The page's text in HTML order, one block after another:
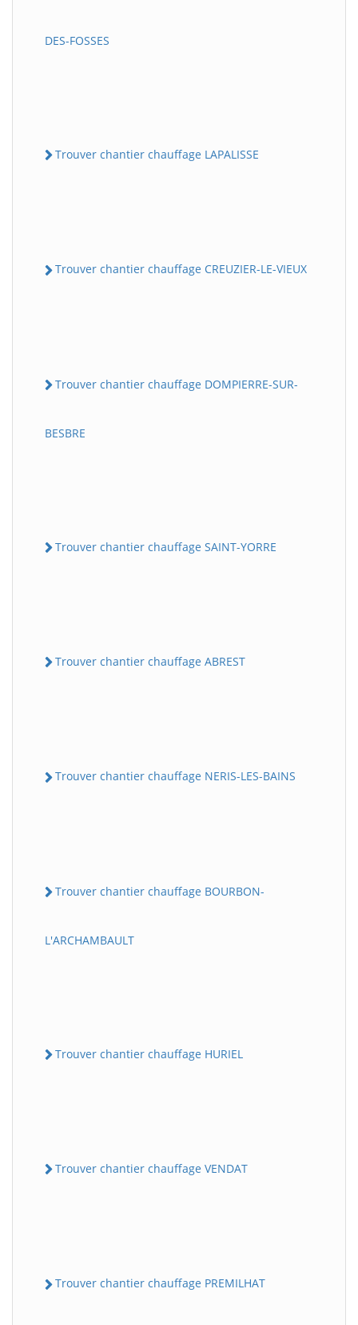
DES-FOSSES
Trouver chantier chauffage LAPALISSE
Trouver chantier chauffage CREUZIER-LE-VIEUX
Trouver chantier chauffage DOMPIERRE-SUR-
BESBRE
Trouver chantier chauffage SAINT-YORRE
Trouver chantier chauffage ABREST
Trouver chantier chauffage NERIS-LES-BAINS
Trouver chantier chauffage BOURBON-
L'ARCHAMBAULT
Trouver chantier chauffage HURIEL
Trouver chantier chauffage VENDAT
Trouver chantier chauffage PREMILHAT